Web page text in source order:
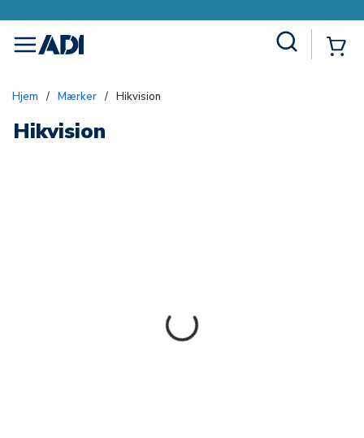
menu
Hjem / Mærker / Hikvision
Hikvision